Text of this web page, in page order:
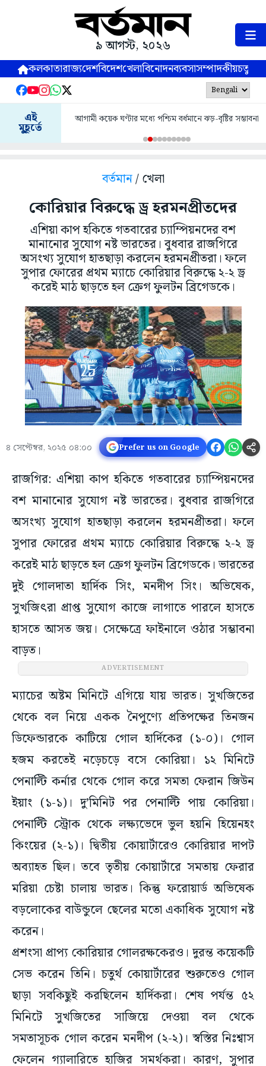
৯ আগস্ট, ২০২৬
কলকাতারাজ্যদেশবিদেশখেলাবিনোদনব্যবসাসম্পাদকীয়
এই
মুহূর্তে
আগামী কয়েক ঘণ্টার মধ্যে পশ্চিম বর্ধমানে ঝড়-বৃষ্টির সম্ভাবনা
বর্তমান/ খেলা
কোরিয়ার বিরুদ্ধে ড্র হরমনপ্রীতদের
এশিয়া কাপ হকিতে গতবারের চ্যাম্পিয়নদের বশ
মানানোর সুযোগ নষ্ট ভারতের। বুধবার রাজগিরে
অসংখ্য সুযোগ হাতছাড়া করলেন হরমনপ্রীতরা। ফলে
সুপার ফোরের প্রথম ম্যাচে কোরিয়ার বিরুদ্ধে ২-২ ড্র
করেই মাঠ ছাড়তে হল ক্রেগ ফুলটন ব্রিগেডকে।
৪ সেপ্টেম্বর, ২০২৫ ০৪:০০ Prefer us on Google
রাজগির: এশিয়া কাপ হকিতে গতবারের চ্যাম্পিয়নদের
বশ মানানোর সুযোগ নষ্ট ভারতের। বুধবার রাজগিরে
অসংখ্য সুযোগ হাতছাড়া করলেন হরমনপ্রীতরা। ফলে
সুপার ফোরের প্রথম ম্যাচে কোরিয়ার বিরুদ্ধে ২-২ ড্র
করেই মাঠ ছাড়তে হল ক্রেগ ফুলটন ব্রিগেডকে। ভারতের
দুই গোলদাতা হার্দিক সিং, মনদীপ সিং। অভিষেক,
সুখজিৎরা প্রাপ্ত সুযোগ কাজে লাগাতে পারলে হাসতে
হাসতে আসত জয়। সেক্ষেত্রে ফাইনালে ওঠার সম্ভাবনা
বাড়ত।
ADVERTISEMENT
ম্যাচের অষ্টম মিনিটে এগিয়ে যায় ভারত। সুখজিতের
থেকে বল নিয়ে একক নৈপুণ্যে প্রতিপক্ষের তিনজন
ডিফেন্ডারকে কাটিয়ে গোল হার্দিকের (১-০)। গোল
হজম করতেই নড়েচড়ে বসে কোরিয়া। ১২ মিনিটে
পেনাল্টি কর্নার থেকে গোল করে সমতা ফেরান জিউন
ইয়াং (১-১)। দু’মিনিট পর পেনাল্টি পায় কোরিয়া।
পেনাল্টি স্ট্রোক থেকে লক্ষ্যভেদে ভুল হয়নি হিয়েনহং
কিংয়ের (২-১)। দ্বিতীয় কোয়ার্টারেও কোরিয়ার দাপট
অব্যাহত ছিল। তবে তৃতীয় কোয়ার্টারে সমতায় ফেরার
মরিয়া চেষ্টা চালায় ভারত। কিন্তু ফরোয়ার্ড অভিষেক
বড়লোকের বাউন্ডুলে ছেলের মতো একাধিক সুযোগ নষ্ট
করেন।
প্রশংসা প্রাপ্য কোরিয়ার গোলরক্ষকেরও। দুরন্ত কয়েকটি
সেভ করেন তিনি। চতুর্থ কোয়ার্টারের শুরুতেও গোল
ছাড়া সবকিছুই করছিলেন হার্দিকরা। শেষ পর্যন্ত ৫২
মিনিটে সুখজিতের সাজিয়ে দেওয়া বল থেকে
সমতাসূচক গোল করেন মনদীপ (২-২)। স্বস্তির নিঃশ্বাস
ফেলেন গ্যালারিতে হাজির সমর্থকরা। কারণ, সুপার